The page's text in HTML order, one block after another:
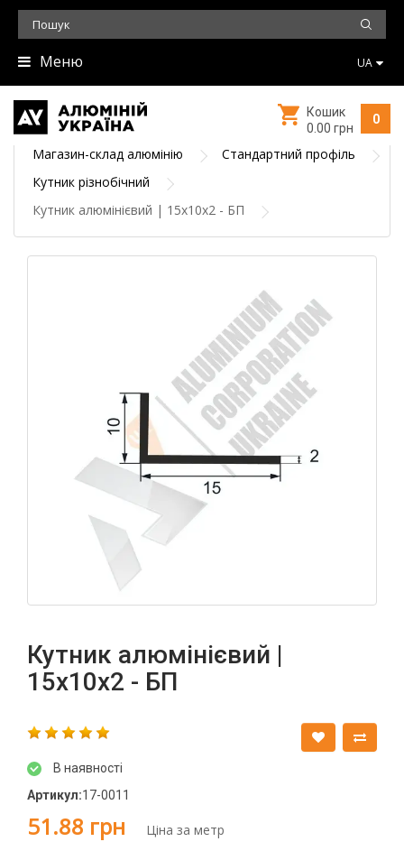
Меню UA
0
Кошик
0.00 грн
Магазин-склад алюмінію
Стандартний профіль
Кутник різнобічний
Кутник алюмінієвий | 15х10х2 - БП
Кутник алюмінієвий |
15х10х2 - БП
В наявності
Артикул:17-0011
51.88 грн Ціна за метр